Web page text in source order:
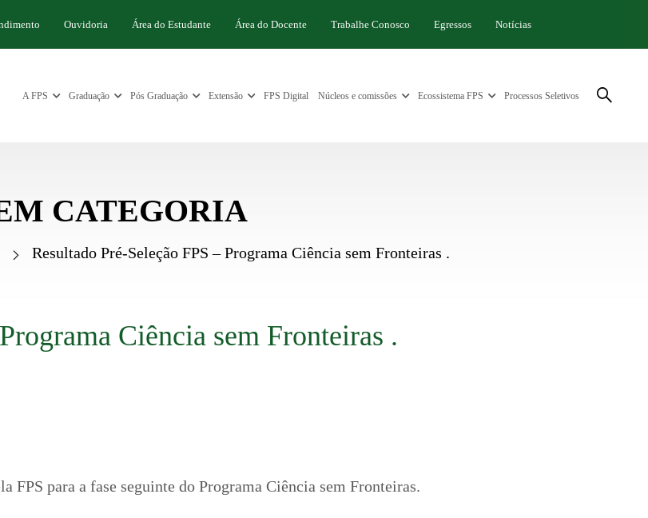
Ouvidoria Área do Estudante Área do Docente Trabalhe Conosco Egressos Notícias
A FPS Graduação Pós Graduação Extensão FPS Digital Núcleos e comissões Ecossistema FPS Processos Seletivos
CATEGORIA
Resultado Pré-Seleção FPS – Programa Ciência sem Fronteiras .
Ciência sem Fronteiras .
FPS para a fase seguinte do Programa Ciência sem Fronteiras.